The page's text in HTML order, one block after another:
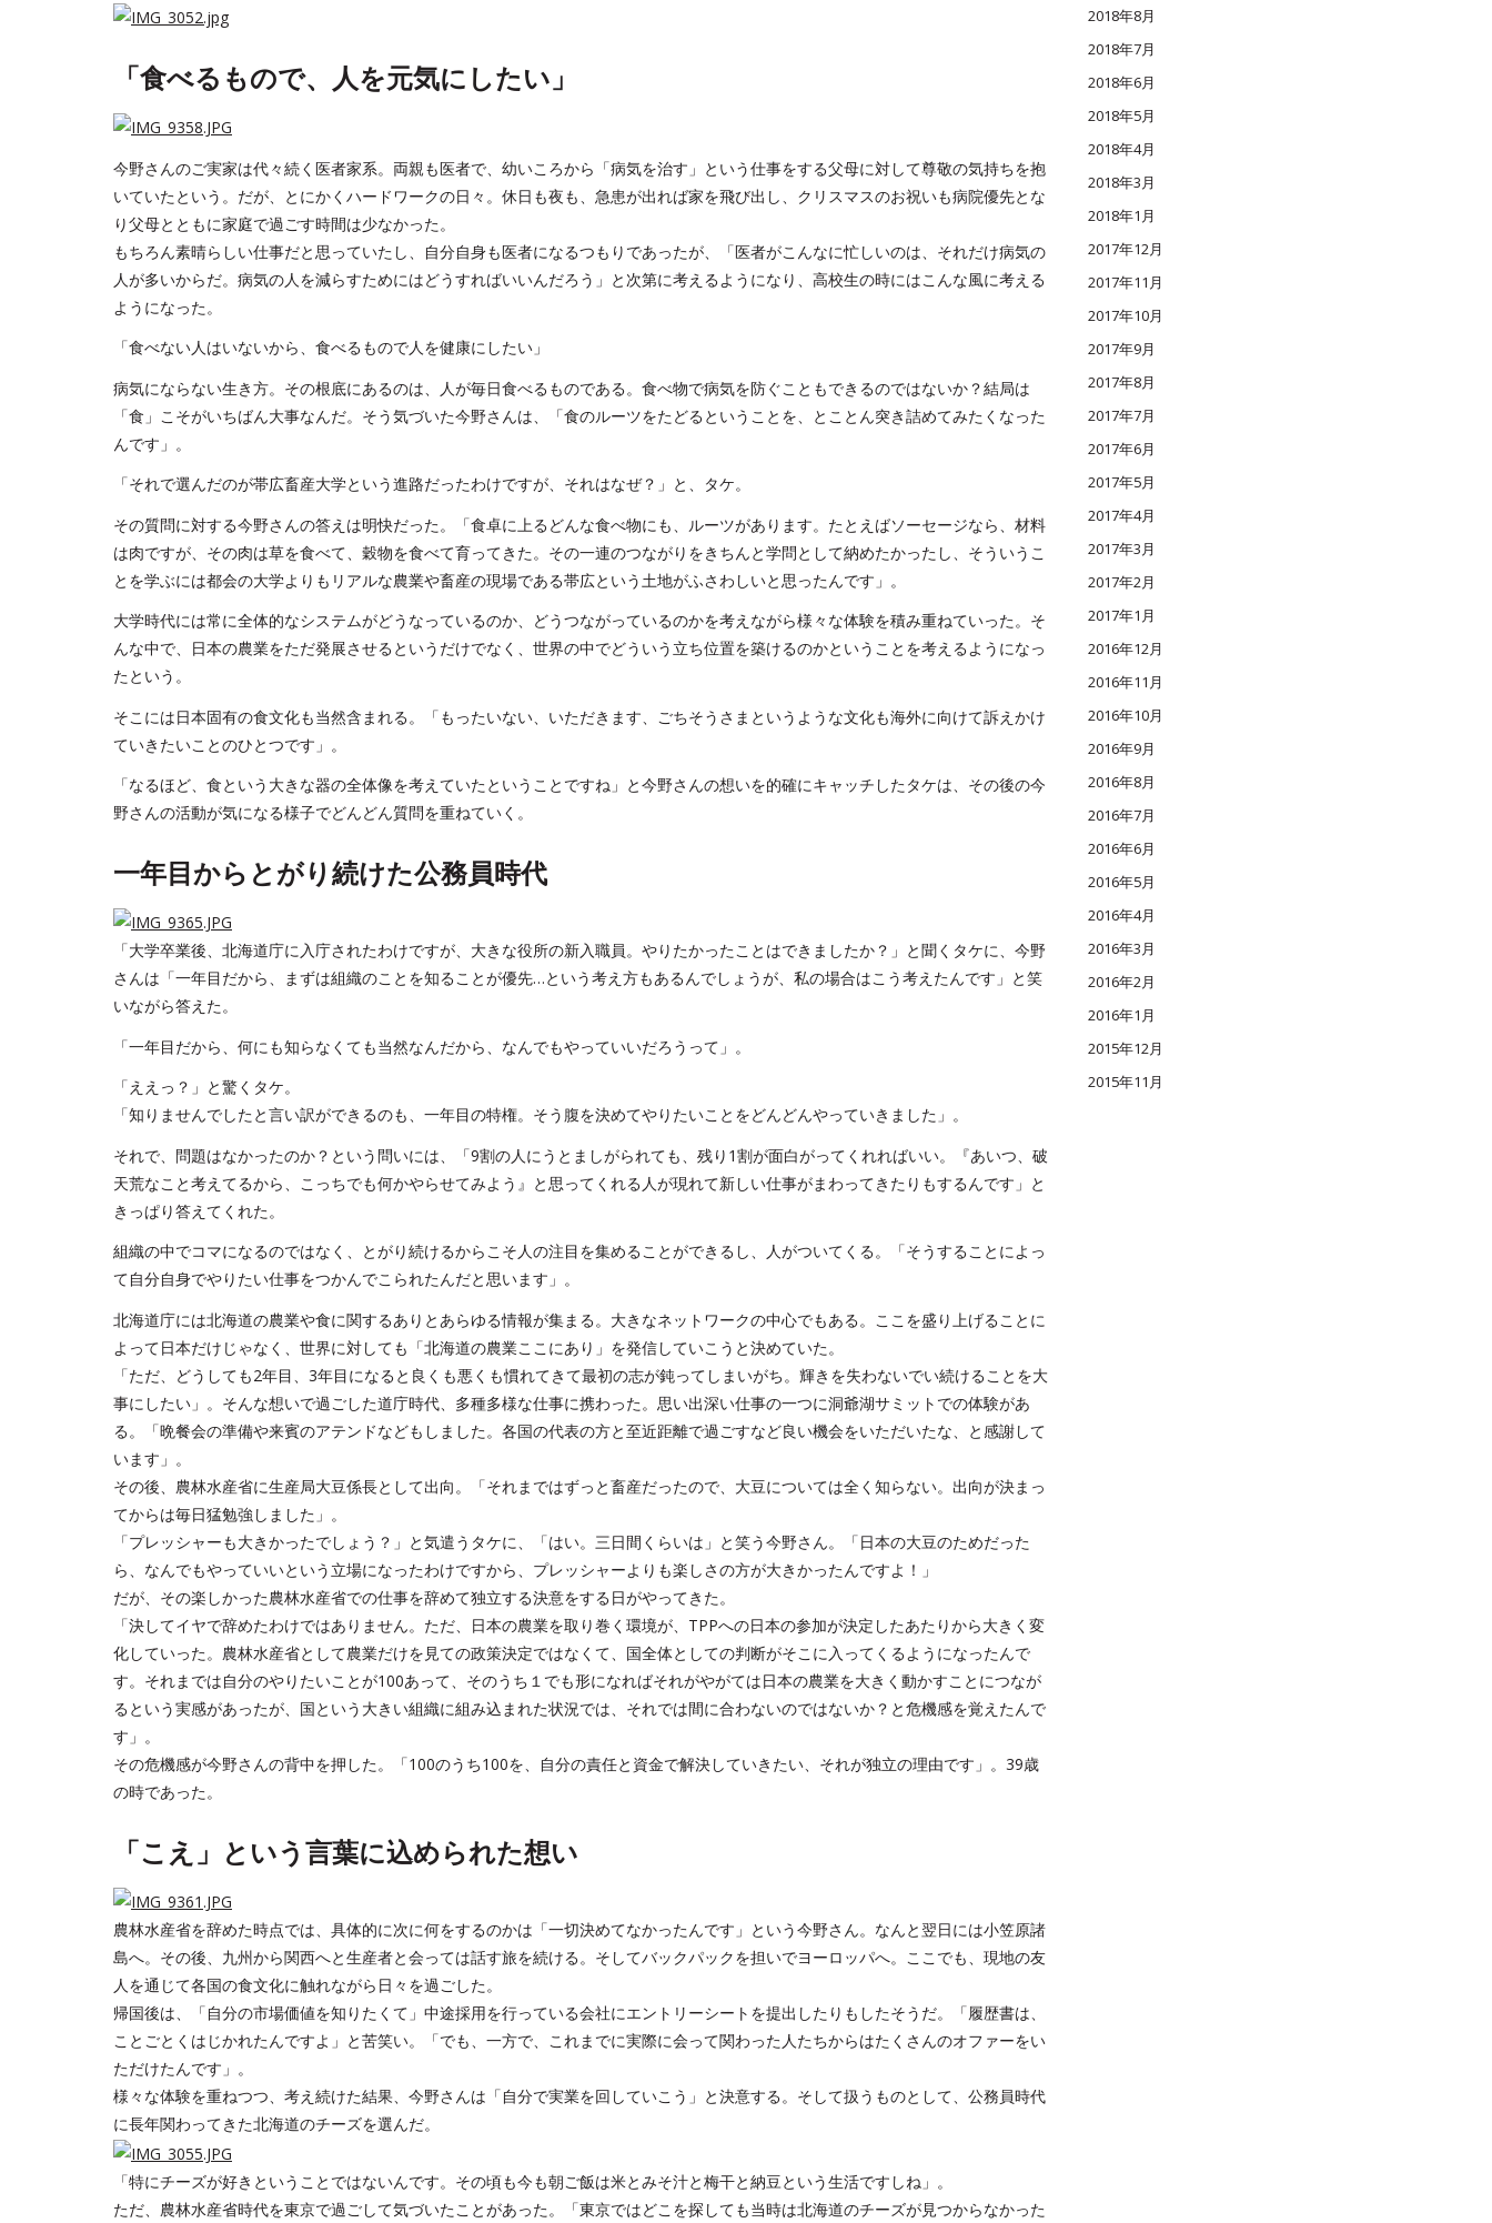
「食べるもので、人を元気にしたい」
今野さんのご実家は代々続く医者家系。両親も医者で、幼いころから「病気を治す」という仕事をする父母に対して尊敬の気持ちを抱
いていたという。だが、とにかくハードワークの日々。休日も夜も、急患が出れば家を飛び出し、クリスマスのお祝いも病院優先とな
り父母とともに家庭で過ごす時間は少なかった。
もちろん素晴らしい仕事だと思っていたし、自分自身も医者になるつもりであったが、「医者がこんなに忙しいのは、それだけ病気の
人が多いからだ。病気の人を減らすためにはどうすればいいんだろう」と次第に考えるようになり、高校生の時にはこんな風に考える
ようになった。
「食べない人はいないから、食べるもので人を健康にしたい」
病気にならない生き方。その根底にあるのは、人が毎日食べるものである。食べ物で病気を防ぐこともできるのではないか？結局は
「食」こそがいちばん大事なんだ。そう気づいた今野さんは、「食のルーツをたどるということを、とことん突き詰めてみたくなった
んです」。
「それで選んだのが帯広畜産大学という進路だったわけですが、それはなぜ？」と、タケ。
その質問に対する今野さんの答えは明快だった。「食卓に上るどんな食べ物にも、ルーツがあります。たとえばソーセージなら、材料
は肉ですが、その肉は草を食べて、穀物を食べて育ってきた。その一連のつながりをきちんと学問として納めたかったし、そういうこ
とを学ぶには都会の大学よりもリアルな農業や畜産の現場である帯広という土地がふさわしいと思ったんです」。
大学時代には常に全体的なシステムがどうなっているのか、どうつながっているのかを考えながら様々な体験を積み重ねていった。そ
んな中で、日本の農業をただ発展させるというだけでなく、世界の中でどういう立ち位置を築けるのかということを考えるようになっ
たという。
そこには日本固有の食文化も当然含まれる。「もったいない、いただきます、ごちそうさまというような文化も海外に向けて訴えかけ
ていきたいことのひとつです」。
「なるほど、食という大きな器の全体像を考えていたということですね」と今野さんの想いを的確にキャッチしたタケは、その後の今
野さんの活動が気になる様子でどんどん質問を重ねていく。
一年目からとがり続けた公務員時代
「大学卒業後、北海道庁に入庁されたわけですが、大きな役所の新入職員。やりたかったことはできましたか？」と聞くタケに、今野
さんは「一年目だから、まずは組織のことを知ることが優先…という考え方もあるんでしょうが、私の場合はこう考えたんです」と笑
いながら答えた。
「一年目だから、何にも知らなくても当然なんだから、なんでもやっていいだろうって」。
「ええっ？」と驚くタケ。
「知りませんでしたと言い訳ができるのも、一年目の特権。そう腹を決めてやりたいことをどんどんやっていきました」。
それで、問題はなかったのか？という問いには、「9割の人にうとましがられても、残り1割が面白がってくれればいい。『あいつ、破
天荒なこと考えてるから、こっちでも何かやらせてみよう』と思ってくれる人が現れて新しい仕事がまわってきたりもするんです」と
きっぱり答えてくれた。
組織の中でコマになるのではなく、とがり続けるからこそ人の注目を集めることができるし、人がついてくる。「そうすることによっ
て自分自身でやりたい仕事をつかんでこられたんだと思います」。
北海道庁には北海道の農業や食に関するありとあらゆる情報が集まる。大きなネットワークの中心でもある。ここを盛り上げることに
よって日本だけじゃなく、世界に対しても「北海道の農業ここにあり」を発信していこうと決めていた。
「ただ、どうしても2年目、3年目になると良くも悪くも慣れてきて最初の志が鈍ってしまいがち。輝きを失わないでい続けることを大
事にしたい」。そんな想いで過ごした道庁時代、多種多様な仕事に携わった。思い出深い仕事の一つに洞爺湖サミットでの体験があ
る。「晩餐会の準備や来賓のアテンドなどもしました。各国の代表の方と至近距離で過ごすなど良い機会をいただいたな、と感謝して
います」。
その後、農林水産省に生産局大豆係長として出向。「それまではずっと畜産だったので、大豆については全く知らない。出向が決まっ
てからは毎日猛勉強しました」。
「プレッシャーも大きかったでしょう？」と気遣うタケに、「はい。三日間くらいは」と笑う今野さん。「日本の大豆のためだった
ら、なんでもやっていいという立場になったわけですから、プレッシャーよりも楽しさの方が大きかったんですよ！」
だが、その楽しかった農林水産省での仕事を辞めて独立する決意をする日がやってきた。
「決してイヤで辞めたわけではありません。ただ、日本の農業を取り巻く環境が、TPPへの日本の参加が決定したあたりから大きく変
化していった。農林水産省として農業だけを見ての政策決定ではなくて、国全体としての判断がそこに入ってくるようになったんで
す。それまでは自分のやりたいことが100あって、そのうち１でも形になればそれがやがては日本の農業を大きく動かすことにつなが
るという実感があったが、国という大きい組織に組み込まれた状況では、それでは間に合わないのではないか？と危機感を覚えたんで
す」。
その危機感が今野さんの背中を押した。「100のうち100を、自分の責任と資金で解決していきたい、それが独立の理由です」。39歳
の時であった。
「こえ」という言葉に込められた想い
農林水産省を辞めた時点では、具体的に次に何をするのかは「一切決めてなかったんです」という今野さん。なんと翌日には小笠原諸
島へ。その後、九州から関西へと生産者と会っては話す旅を続ける。そしてバックパックを担いでヨーロッパへ。ここでも、現地の友
人を通じて各国の食文化に触れながら日々を過ごした。
帰国後は、「自分の市場価値を知りたくて」中途採用を行っている会社にエントリーシートを提出したりもしたそうだ。「履歴書は、
ことごとくはじかれたんですよ」と苦笑い。「でも、一方で、これまでに実際に会って関わった人たちからはたくさんのオファーをい
ただけたんです」。
様々な体験を重ねつつ、考え続けた結果、今野さんは「自分で実業を回していこう」と決意する。そして扱うものとして、公務員時代
に長年関わってきた北海道のチーズを選んだ。
「特にチーズが好きということではないんです。その頃も今も朝ご飯は米とみそ汁と梅干と納豆という生活ですしね」。
ただ、農林水産省時代を東京で過ごして気づいたことがあった。「東京ではどこを探しても当時は北海道のチーズが見つからなかった
2018年8月
2018年7月
2018年6月
2018年5月
2018年4月
2018年3月
2018年1月
2017年12月
2017年11月
2017年10月
2017年9月
2017年8月
2017年7月
2017年6月
2017年5月
2017年4月
2017年3月
2017年2月
2017年1月
2016年12月
2016年11月
2016年10月
2016年9月
2016年8月
2016年7月
2016年6月
2016年5月
2016年4月
2016年3月
2016年2月
2016年1月
2015年12月
2015年11月